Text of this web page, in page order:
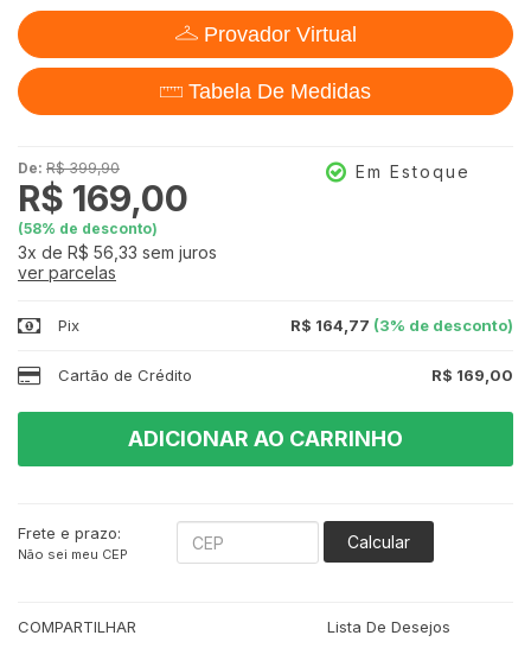
Provador Virtual
Tabela De Medidas
De: R$ 399,90
R$ 169,00
(58% de desconto)
3x de R$ 56,33 sem juros
ver parcelas
Em Estoque
Pix R$ 164,77 (3% de desconto)
Cartão de Crédito R$ 169,00
ADICIONAR AO CARRINHO
Frete e prazo:
Não sei meu CEP
Calcular
COMPARTILHAR Lista De Desejos